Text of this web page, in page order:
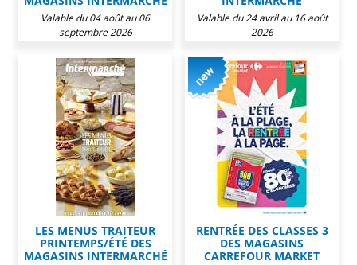
Valable du 04 août au 06
septembre 2026
Valable du 24 avril au 16 août
2026
LES MENUS TRAITEUR
PRINTEMPS/ÉTÉ DES
MAGASINS INTERMARCHÉ
RENTRÉE DES CLASSES 3
DES MAGASINS
CARREFOUR MARKET